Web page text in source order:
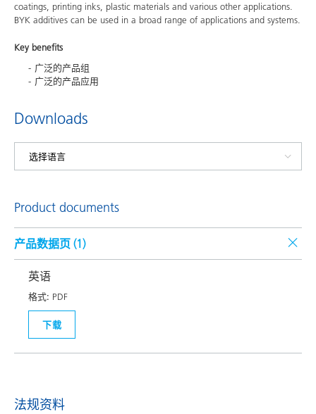
coatings, printing inks, plastic materials and various other applications.
BYK additives can be used in a broad range of applications and systems.
Key benefits
广泛的产品组
广泛的产品应用
Downloads
Product documents
产品数据页 (1)
英语
格式: PDF
下载
法规资料